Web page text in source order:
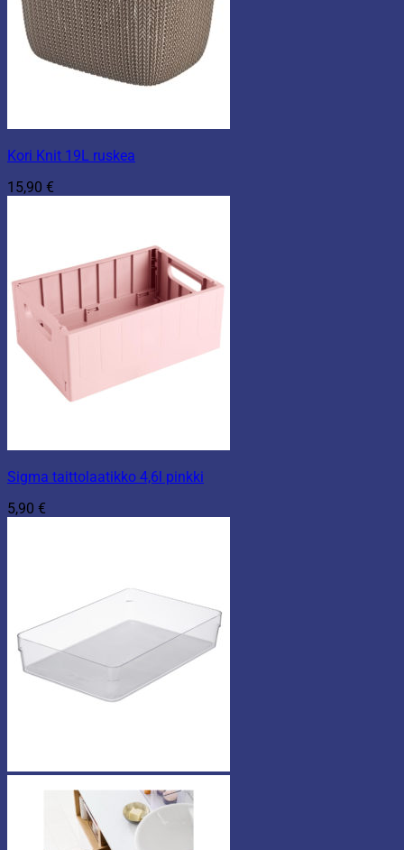
Kori Knit 19L ruskea
15,90 €
Sigma taittolaatikko 4,6l pinkki
5,90 €